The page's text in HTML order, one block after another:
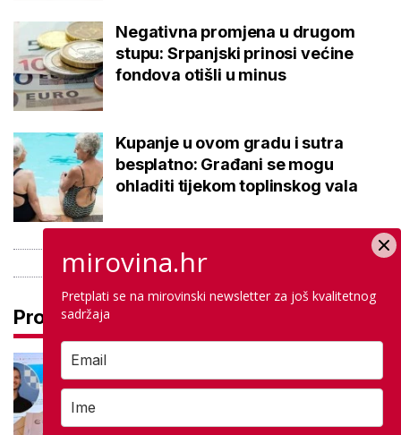
Negativna promjena u drugom
stupu: Srpanjski prinosi većine
fondova otišli u minus
Kupanje u ovom gradu i sutra
besplatno: Građani se mogu
ohladiti tijekom toplinskog vala
Pročitaj još
potpuno različitih predmeta: Stižu
mirovina.hr
Pretplati se na mirovinski newsletter za još kvalitetnog
sadržaja